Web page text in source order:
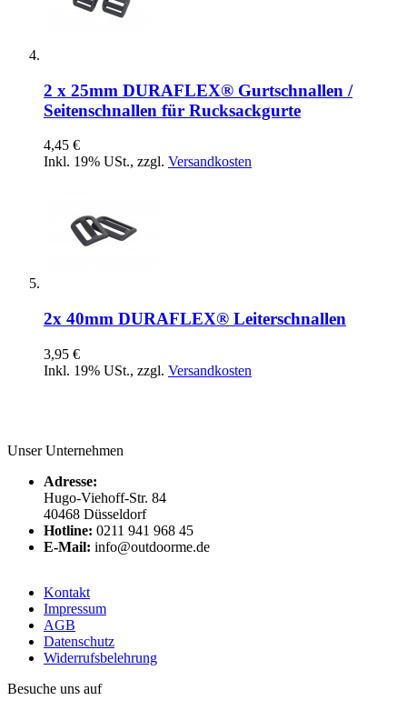
2 x 25mm DURAFLEX® Gurtschnallen /
Seitenschnallen für Rucksackgurte
4,45 €
Inkl. 19% USt., zzgl. Versandkosten
2x 40mm DURAFLEX® Leiterschnallen
3,95 €
Inkl. 19% USt., zzgl. Versandkosten
Unser Unternehmen
Adresse:
Hugo-Viehoff-Str. 84
40468 Düsseldorf
Hotline: 0211 941 968 45
E-Mail: info@outdoorme.de
Kontakt
Impressum
AGB
Datenschutz
Widerrufsbelehrung
Besuche uns auf